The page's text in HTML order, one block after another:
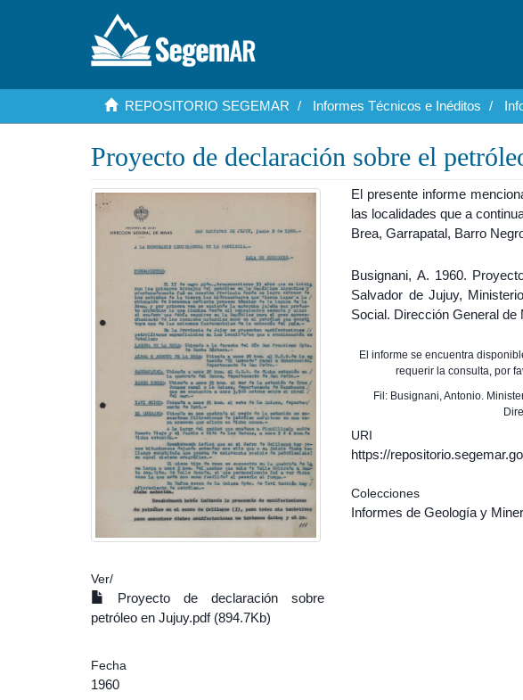
REPOSITORIO SEGEMAR Informes Técnicos e Inéditos
Proyecto de declaración sobre el
Ver/
Proyecto de declaración sobre
petróleo en Jujuy.pdf (894.7Kb)
Fecha
1960
El presente informe
las localidades que a
Brea, Garrapatal, Barro
Busignani, A. 1960.
Salvador de Jujuy,
Social. Dirección General de
El informe se encuentra
requerir la consulta, por
Fil: Busignani, Antonio.
URI
https://
Colecciones
Informes de Geología y